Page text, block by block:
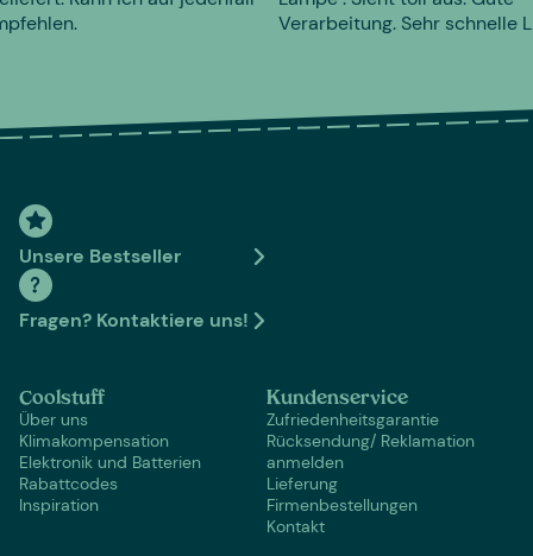
Verarbeitung. Sehr schnelle
Unsere Bestseller
Fragen? Kontaktiere uns!
Coolstuff
Über uns
Klimakompensation
Elektronik und Batterien
Rabattcodes
Inspiration
Kundenservice
Zufriedenheitsgarantie
Rücksendung/ Reklamation
anmelden
Lieferung
Firmenbestellungen
Kontakt